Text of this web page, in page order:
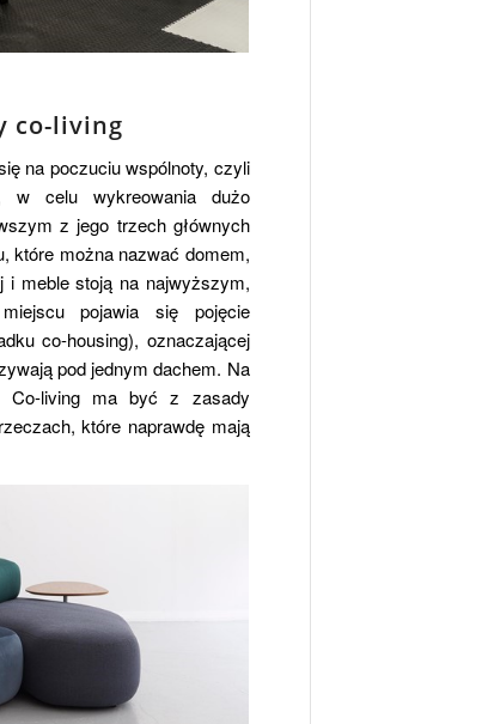
co-living
na poczuciu wspólnoty, czyli
w celu wykreowania dużo
z jego trzech głównych
które można nazwać domem,
i meble stoją na najwyższym,
pojawia się pojęcie
co-housing), oznaczającej
pod jednym dachem. Na
Co-living ma być z zasady
które naprawdę mają